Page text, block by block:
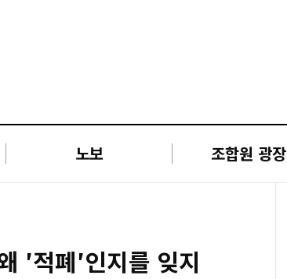
노보 조합원 광장
′적폐′인지를 잊지